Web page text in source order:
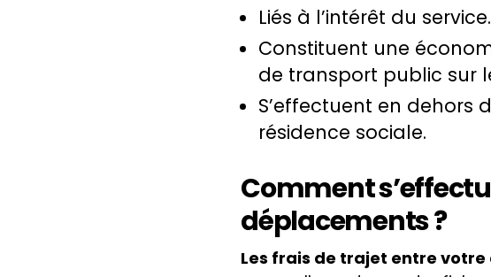
Liés à l’intérêt du service.
Constituent une
de transport public sur
S’effectuent en dehors
résidence sociale.
Comment
déplacements ?
Les frais de trajet entre